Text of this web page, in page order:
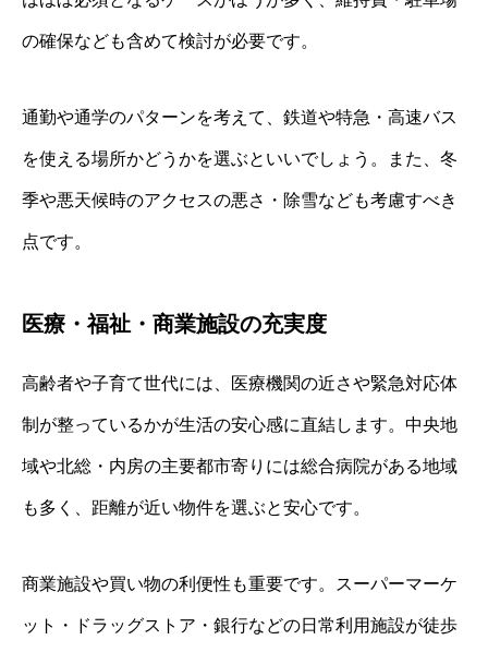
の確保なども含めて検討が必要です。
通勤や通学のパターンを考えて、鉄道や特急・高速バス
を使える場所かどうかを選ぶといいでしょう。また、冬
季や悪天候時のアクセスの悪さ・除雪なども考慮すべき
点です。
医療・福祉・商業施設の充実度
高齢者や子育て世代には、医療機関の近さや緊急対応体
制が整っているかが生活の安心感に直結します。中央地
域や北総・内房の主要都市寄りには総合病院がある地域
も多く、距離が近い物件を選ぶと安心です。
商業施設や買い物の利便性も重要です。スーパーマーケ
ット・ドラッグストア・銀行などの日常利用施設が徒歩